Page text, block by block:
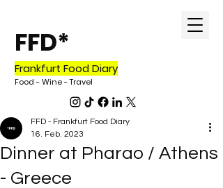
FFD*
Frankfurt Food Diary
Food - Wine - Travel
Dinner at Pharao / Athens
- Greece
FFD - Frankfurt Food Diary
16. Feb. 2023